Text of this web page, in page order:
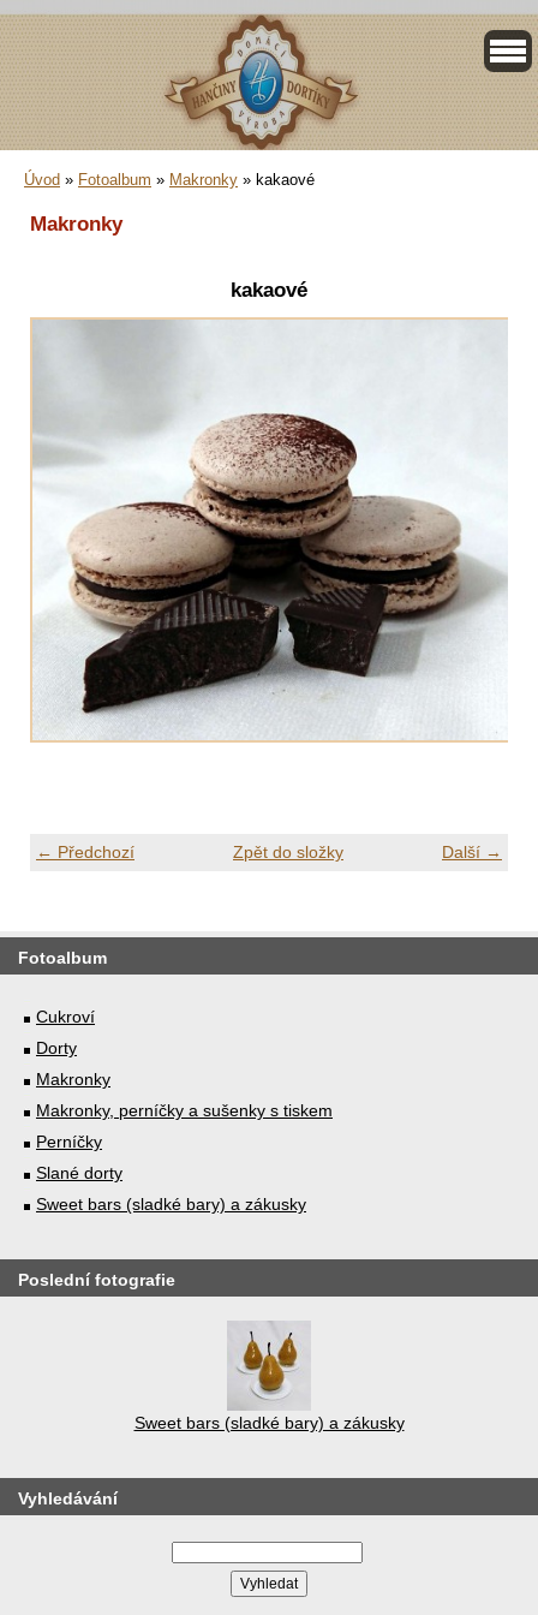
Úvod » Fotoalbum » Makronky » kakaové
Makronky
kakaové
← Předchozí Další →
Zpět do složky
Fotoalbum
Cukroví
Dorty
Makronky
Makronky, perníčky a sušenky s tiskem
Perníčky
Slané dorty
Sweet bars (sladké bary) a zákusky
Poslední fotografie
Sweet bars (sladké bary) a zákusky
Vyhledávání